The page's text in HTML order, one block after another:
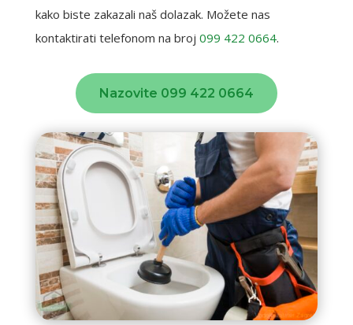
kako biste zakazali naš dolazak. Možete nas
kontaktirati telefonom na broj 099 422 0664.
Nazovite 099 422 0664